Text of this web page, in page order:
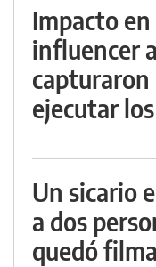
Impacto en
influencer
capturaron
ejecutar
Un sicario
a dos
quedó